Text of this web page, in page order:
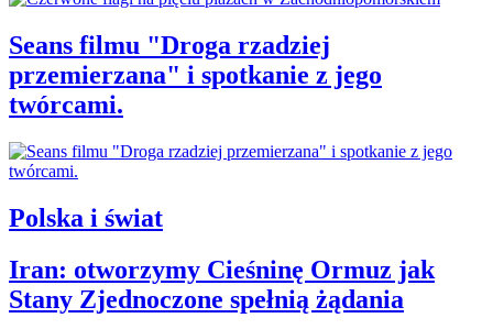
Seans filmu "Droga rzadziej
przemierzana" i spotkanie z jego
twórcami.
Polska i świat
Iran: otworzymy Cieśninę Ormuz jak
Stany Zjednoczone spełnią żądania